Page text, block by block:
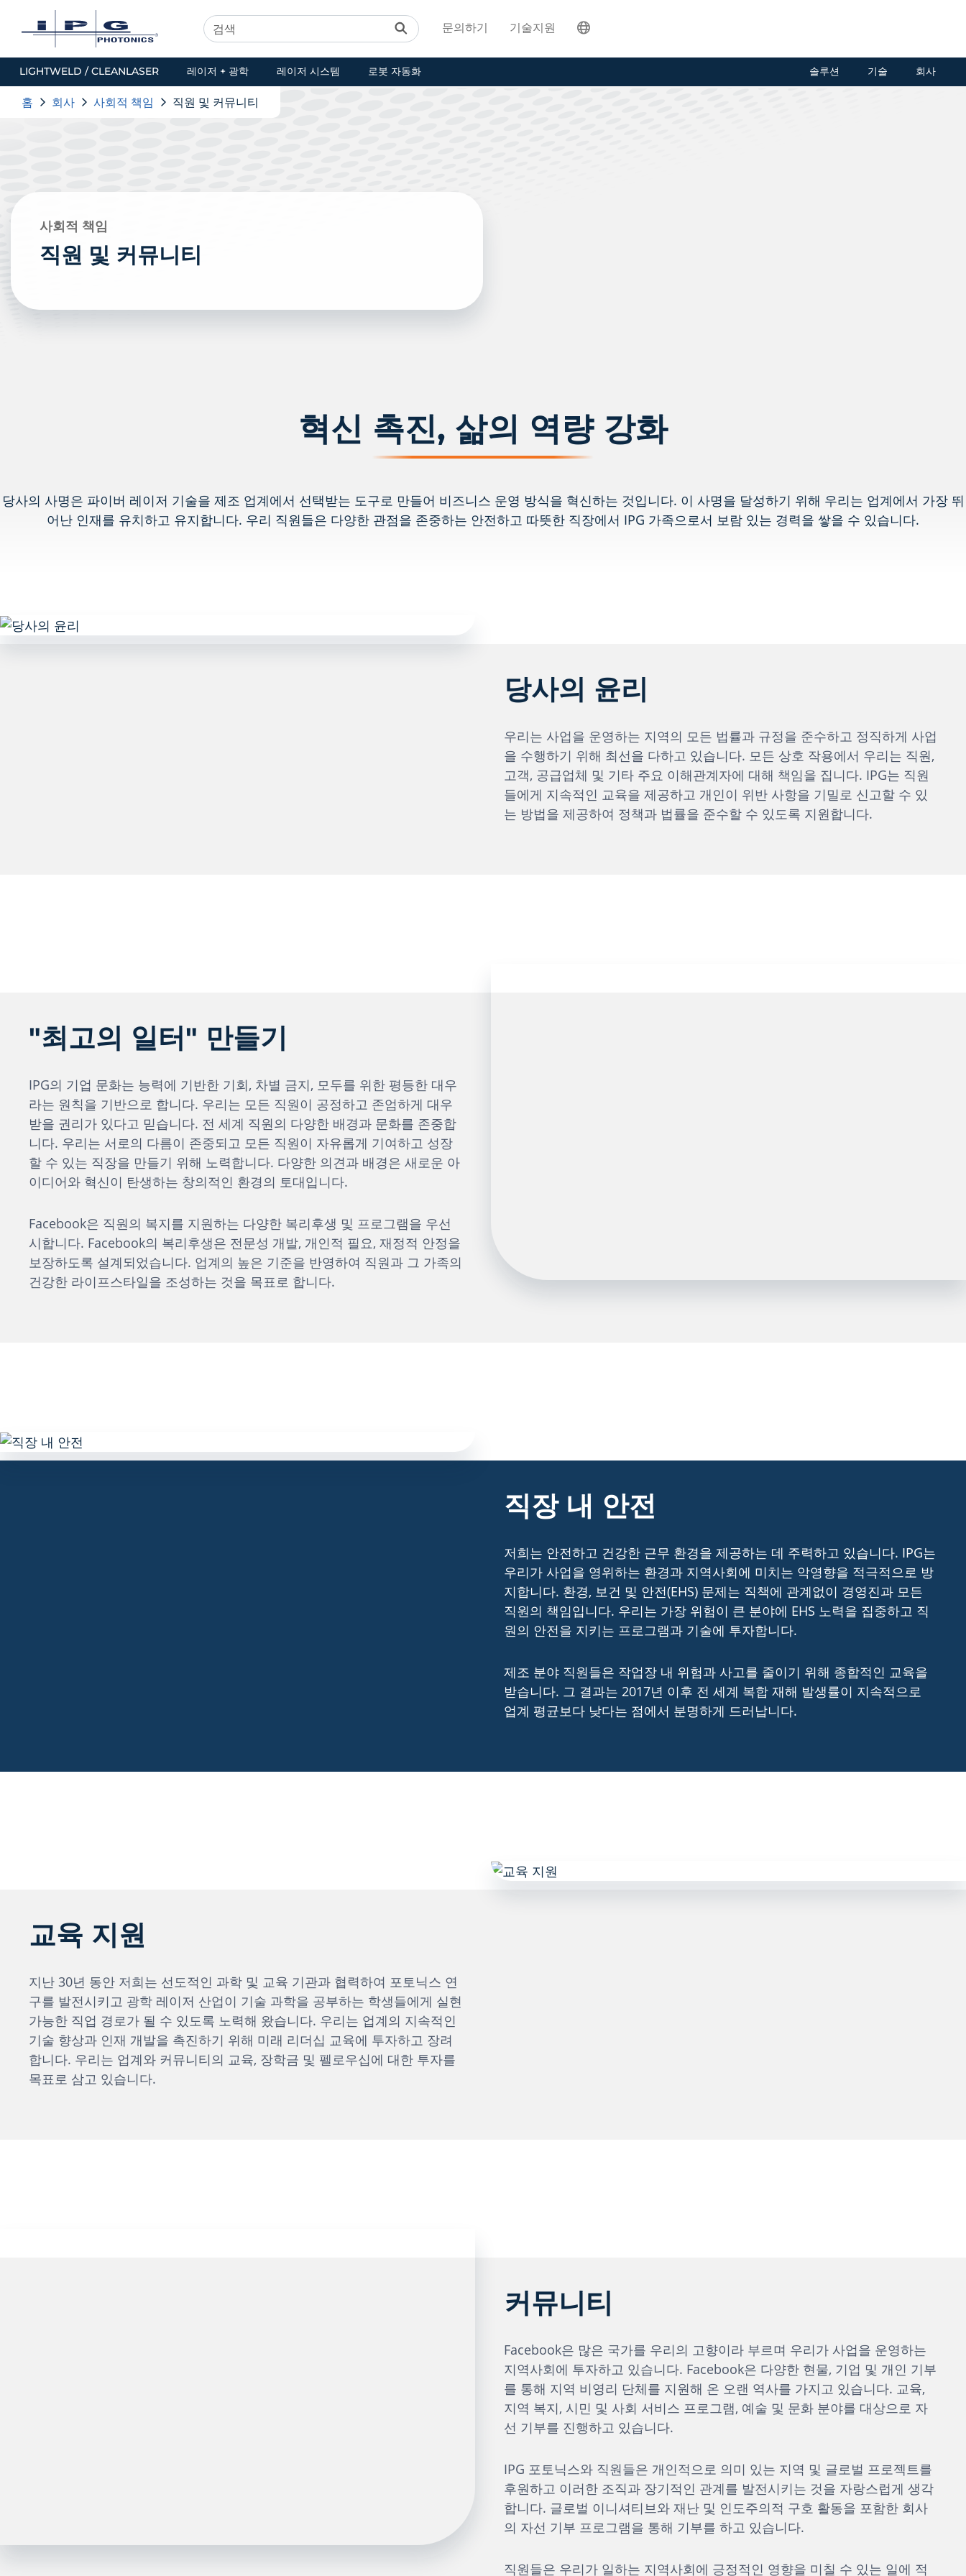
LIGHTWELD / CLEANLASER 레이저 + 광학 레이저 시스템 로봇 자동화 솔루션 기술 회사
문의하기 기술지원
홈 회사 사회적 책임 직원 및 커뮤니티
사회적 책임
직원 및 커뮤니티
혁신 촉진, 삶의 역량 강화
당사의 사명은 파이버 레이저 기술을 제조 업계에서 선택받는 도구로 만들어 비즈니스 운영 방식을 혁신하는 것입니다. 이 사명을 달성하기 위해 우리는 업계에서 가장 뛰
어난 인재를 유치하고 유지합니다. 우리 직원들은 다양한 관점을 존중하는 안전하고 따뜻한 직장에서 IPG 가족으로서 보람 있는 경력을 쌓을 수 있습니다.
당사의 윤리
우리는 사업을 운영하는 지역의 모든 법률과 규정을 준수하고 정직하게 사업
을 수행하기 위해 최선을 다하고 있습니다. 모든 상호 작용에서 우리는 직원,
고객, 공급업체 및 기타 주요 이해관계자에 대해 책임을 집니다. IPG는 직원
들에게 지속적인 교육을 제공하고 개인이 위반 사항을 기밀로 신고할 수 있
는 방법을 제공하여 정책과 법률을 준수할 수 있도록 지원합니다.
"최고의 일터" 만들기
IPG의 기업 문화는 능력에 기반한 기회, 차별 금지, 모두를 위한 평등한 대우
라는 원칙을 기반으로 합니다. 우리는 모든 직원이 공정하고 존엄하게 대우
받을 권리가 있다고 믿습니다. 전 세계 직원의 다양한 배경과 문화를 존중합
니다. 우리는 서로의 다름이 존중되고 모든 직원이 자유롭게 기여하고 성장
할 수 있는 직장을 만들기 위해 노력합니다. 다양한 의견과 배경은 새로운 아
이디어와 혁신이 탄생하는 창의적인 환경의 토대입니다.
Facebook은 직원의 복지를 지원하는 다양한 복리후생 및 프로그램을 우선
시합니다. Facebook의 복리후생은 전문성 개발, 개인적 필요, 재정적 안정을
보장하도록 설계되었습니다. 업계의 높은 기준을 반영하여 직원과 그 가족의
건강한 라이프스타일을 조성하는 것을 목표로 합니다.
직장 내 안전
저희는 안전하고 건강한 근무 환경을 제공하는 데 주력하고 있습니다. IPG는
우리가 사업을 영위하는 환경과 지역사회에 미치는 악영향을 적극적으로 방
지합니다. 환경, 보건 및 안전(EHS) 문제는 직책에 관계없이 경영진과 모든
직원의 책임입니다. 우리는 가장 위험이 큰 분야에 EHS 노력을 집중하고 직
원의 안전을 지키는 프로그램과 기술에 투자합니다.
제조 분야 직원들은 작업장 내 위험과 사고를 줄이기 위해 종합적인 교육을
받습니다. 그 결과는 2017년 이후 전 세계 복합 재해 발생률이 지속적으로
업계 평균보다 낮다는 점에서 분명하게 드러납니다.
교육 지원
지난 30년 동안 저희는 선도적인 과학 및 교육 기관과 협력하여 포토닉스 연
구를 발전시키고 광학 레이저 산업이 기술 과학을 공부하는 학생들에게 실현
가능한 직업 경로가 될 수 있도록 노력해 왔습니다. 우리는 업계의 지속적인
기술 향상과 인재 개발을 촉진하기 위해 미래 리더십 교육에 투자하고 장려
합니다. 우리는 업계와 커뮤니티의 교육, 장학금 및 펠로우십에 대한 투자를
목표로 삼고 있습니다.
커뮤니티
Facebook은 많은 국가를 우리의 고향이라 부르며 우리가 사업을 운영하는
지역사회에 투자하고 있습니다. Facebook은 다양한 현물, 기업 및 개인 기부
를 통해 지역 비영리 단체를 지원해 온 오랜 역사를 가지고 있습니다. 교육,
지역 복지, 시민 및 사회 서비스 프로그램, 예술 및 문화 분야를 대상으로 자
선 기부를 진행하고 있습니다.
IPG 포토닉스와 직원들은 개인적으로 의미 있는 지역 및 글로벌 프로젝트를
후원하고 이러한 조직과 장기적인 관계를 발전시키는 것을 자랑스럽게 생각
합니다. 글로벌 이니셔티브와 재난 및 인도주의적 구호 활동을 포함한 회사
의 자선 기부 프로그램을 통해 기부를 하고 있습니다.
직원들은 우리가 일하는 지역사회에 긍정적인 영향을 미칠 수 있는 일에 적